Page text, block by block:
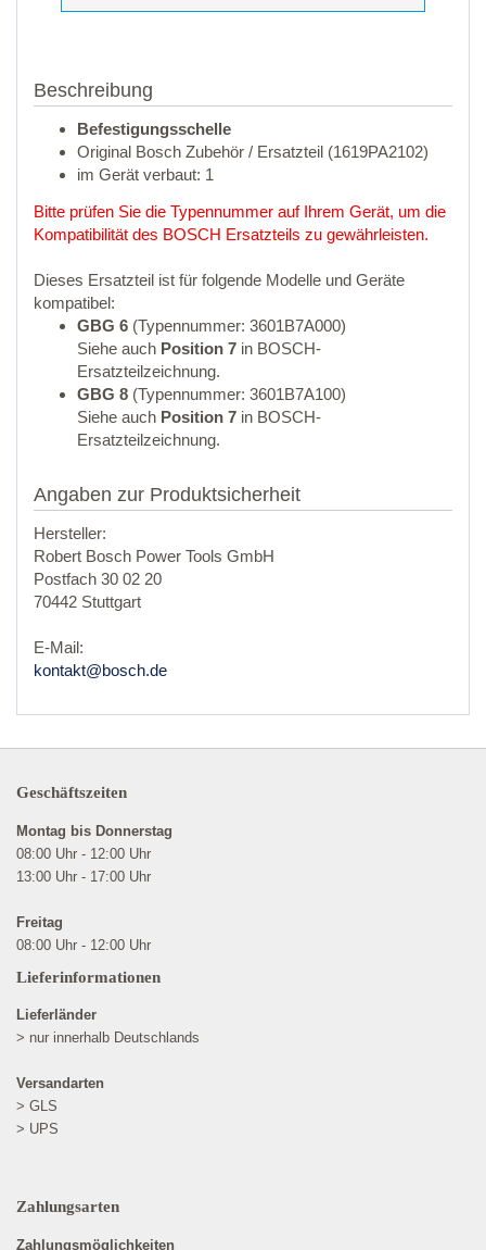
Beschreibung
Befestigungsschelle
Original Bosch Zubehör / Ersatzteil (1619PA2102)
im Gerät verbaut: 1
Bitte prüfen Sie die Typennummer auf Ihrem Gerät, um die
Kompatibilität des BOSCH Ersatzteils zu gewährleisten.
Dieses Ersatzteil ist für folgende Modelle und Geräte
kompatibel:
GBG 6 (Typennummer: 3601B7A000)
Siehe auch Position 7 in BOSCH-
Ersatzteilzeichnung.
GBG 8 (Typennummer: 3601B7A100)
Siehe auch Position 7 in BOSCH-
Ersatzteilzeichnung.
Angaben zur Produktsicherheit
Hersteller:
Robert Bosch Power Tools GmbH
Postfach 30 02 20
70442 Stuttgart
E-Mail:
kontakt@bosch.de
Geschäftszeiten
Montag bis Donnerstag
08:00 Uhr - 12:00 Uhr
13:00 Uhr - 17:00 Uhr
Freitag
08:00 Uhr - 12:00 Uhr
Lieferinformationen
Lieferländer
> nur innerhalb Deutschlands
Versandarten
> GLS
> UPS
Zahlungsarten
Zahlungsmöglichkeiten